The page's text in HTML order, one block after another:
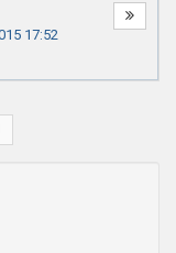
17:52